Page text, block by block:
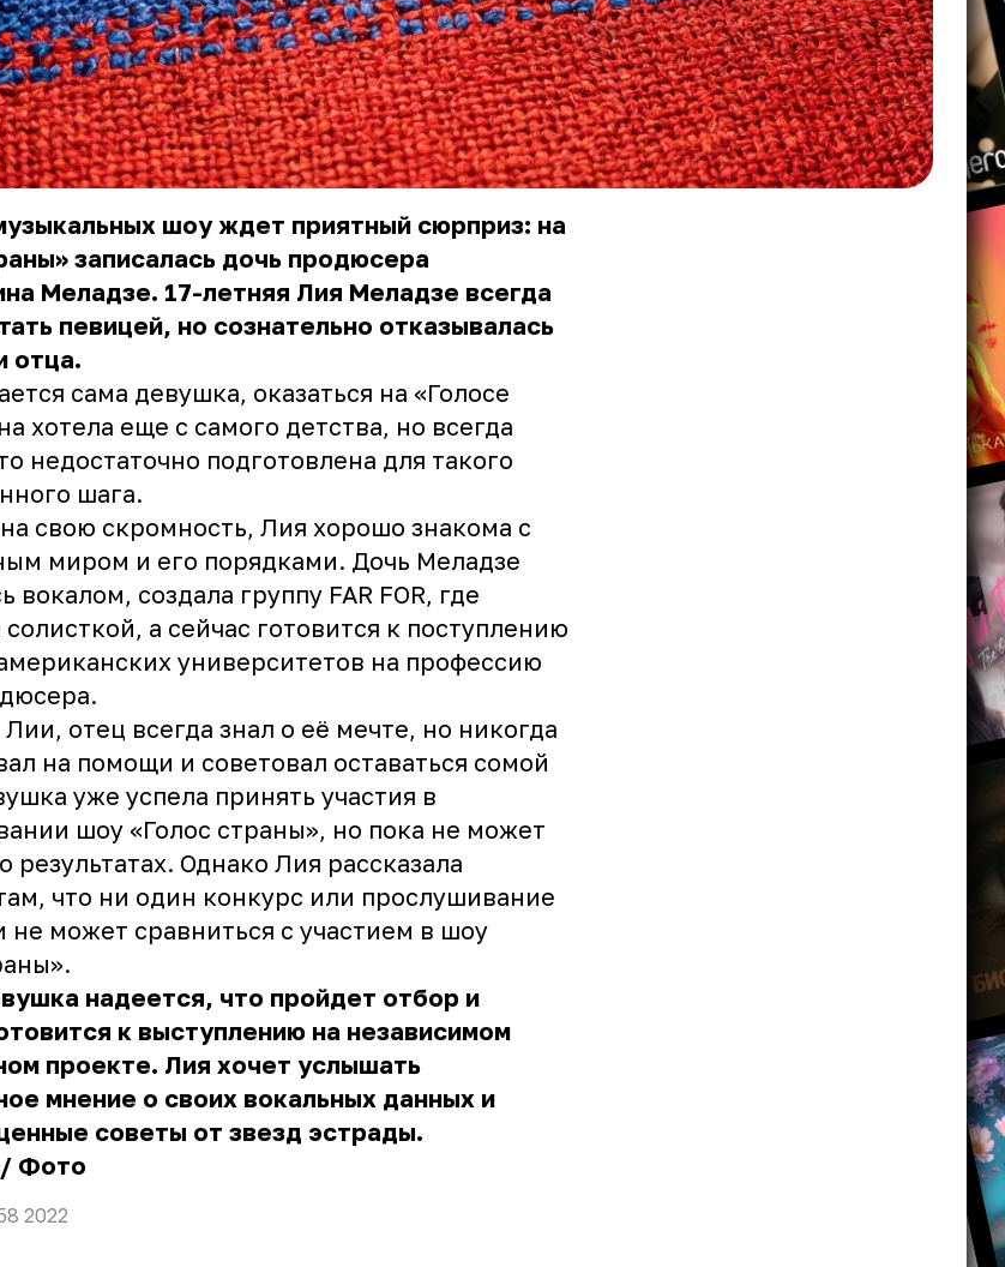
шоу ждет приятный сюрприз: на
записалась дочь продюсера
Меладзе. 17-летняя Лия Меладзе всегда
певицей, но сознательно отказывалась
отца.
сама девушка, оказаться на «Голосе
хотела еще с самого детства, но всегда
недостаточно подготовлена для такого
шага.
свою скромность, Лия хорошо знакома с
миром и его порядками. Дочь Меладзе
вокалом, создала группу FAR FOR, где
солисткой, а сейчас готовится к поступлению
университетов на профессию
отец всегда знал о её мечте, но никогда
на помощи и советовал оставаться сомой
уже успела принять участия в
шоу «Голос страны», но пока не может
результатах. Однако Лия рассказала
что ни один конкурс или прослушивание
не может сравниться с участием в шоу
надеется, что пройдет отбор и
к выступлению на независимом
проекте. Лия хочет услышать
мнение о своих вокальных данных и
советы от звезд эстрады.
/ Фото
2022